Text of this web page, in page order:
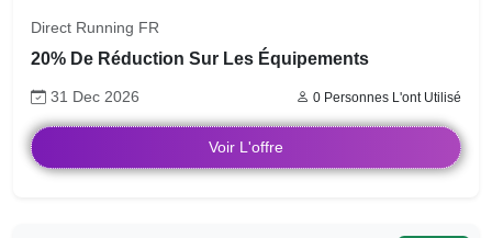
Direct Running FR
20% De Réduction Sur Les Équipements
31 Dec 2026 0 Personnes L'ont Utilisé
Voir L'offre